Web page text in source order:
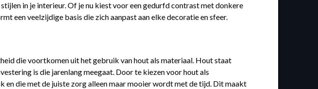
in je interieur. Of je nu kiest voor een gedurfd contrast met donkere
een veelzijdige basis die zich aanpast aan elke decoratie en sfeer.
die voortkomen uit het gebruik van hout als materiaal. Hout staat
is die jarenlang meegaat. Door te kiezen voor hout als
en die met de juiste zorg alleen maar mooier wordt met de tijd. Dit maakt